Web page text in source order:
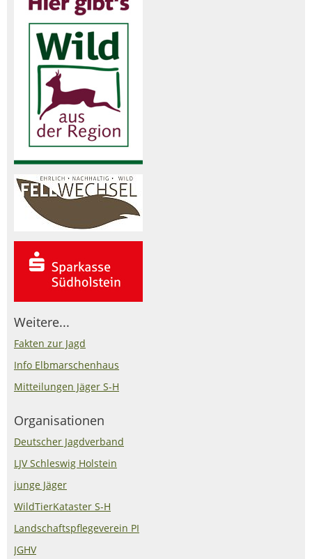
Weitere...
Fakten zur Jagd
Info Elbmarschenhaus
Mitteilungen Jäger S-H
Organisationen
Deutscher Jagdverband
LJV Schleswig Holstein
junge Jäger
WildTierKataster S-H
Landschaftspflegeverein PI
JGHV